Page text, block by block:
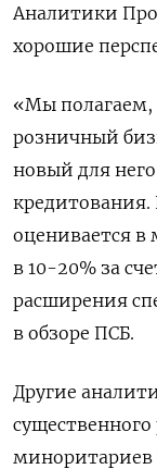
Аналитики
хорошие
«Мы полагаем,
розничный
новый для
кредитования.
оценивается
в 10-20% за
расширения
в обзоре ПСБ.
Другие
миноритариев